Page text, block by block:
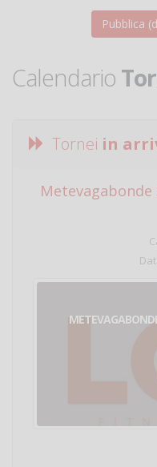
Calendario
Tornei in
Metevagabonde